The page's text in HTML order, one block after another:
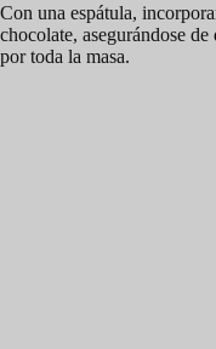
Con una espátula,
chocolate, asegurándose
por toda la masa.